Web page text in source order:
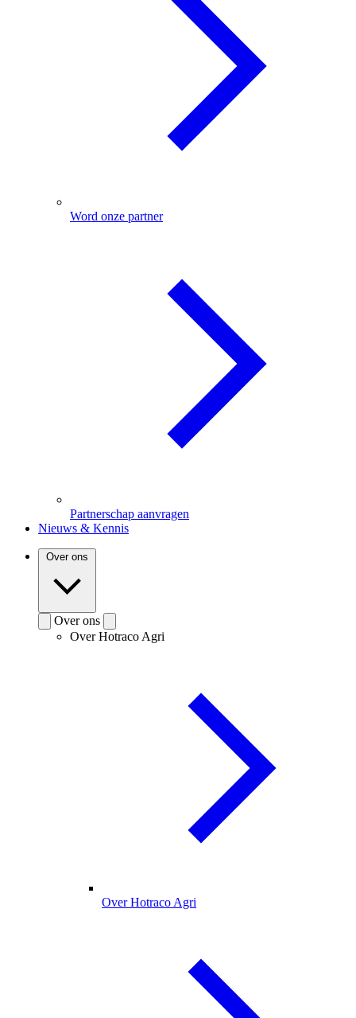
Word onze partner
Partnerschap aanvragen
Nieuws & Kennis
Over ons
Over ons
Over Hotraco Agri
Over Hotraco Agri